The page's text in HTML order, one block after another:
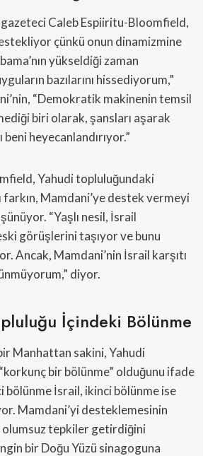
Caleb Espiiritu-Bloomfield,
çünkü onun dinamizmine
yükseldiği zaman
bazılarını hissediyorum,”
“Demokratik makinenin temsil
biri olarak, şansları aşarak
beni heyecanlandırıyor.”
Yahudi topluluğundaki
farkın, Mamdani’ye destek vermeyi
“Yaşlı nesil, İsrail
görüşlerini taşıyor ve bunu
Ancak, Mamdani’nin İsrail karşıtı
diyor.
İçindeki Bölünme
Manhattan sakini, Yahudi
bir bölünme” olduğunu ifade
bölünme İsrail, ikinci bölünme ise
Mamdani’yi desteklemesinin
olumsuz tepkiler getirdiğini
bir Doğu Yüzü sinagoguna